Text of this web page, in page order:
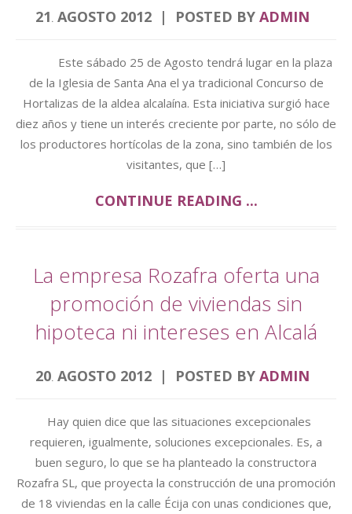
21 . AGOSTO 2012 POSTED BY ADMIN
Este sábado 25 de Agosto tendrá lugar en la plaza
de la Iglesia de Santa Ana el ya tradicional Concurso de
Hortalizas de la aldea alcalaína. Esta iniciativa surgió hace
diez años y tiene un interés creciente por parte, no sólo de
los productores hortícolas de la zona, sino también de los
visitantes, que […]
CONTINUE READING ...
La empresa Rozafra oferta una
promoción de viviendas sin
hipoteca ni intereses en Alcalá
20. AGOSTO 2012 POSTED BY ADMIN
Hay quien dice que las situaciones excepcionales
requieren, igualmente, soluciones excepcionales. Es, a
buen seguro, lo que se ha planteado la constructora
Rozafra SL, que proyecta la construcción de una promoción
de 18 viviendas en la calle Écija con unas condiciones que,